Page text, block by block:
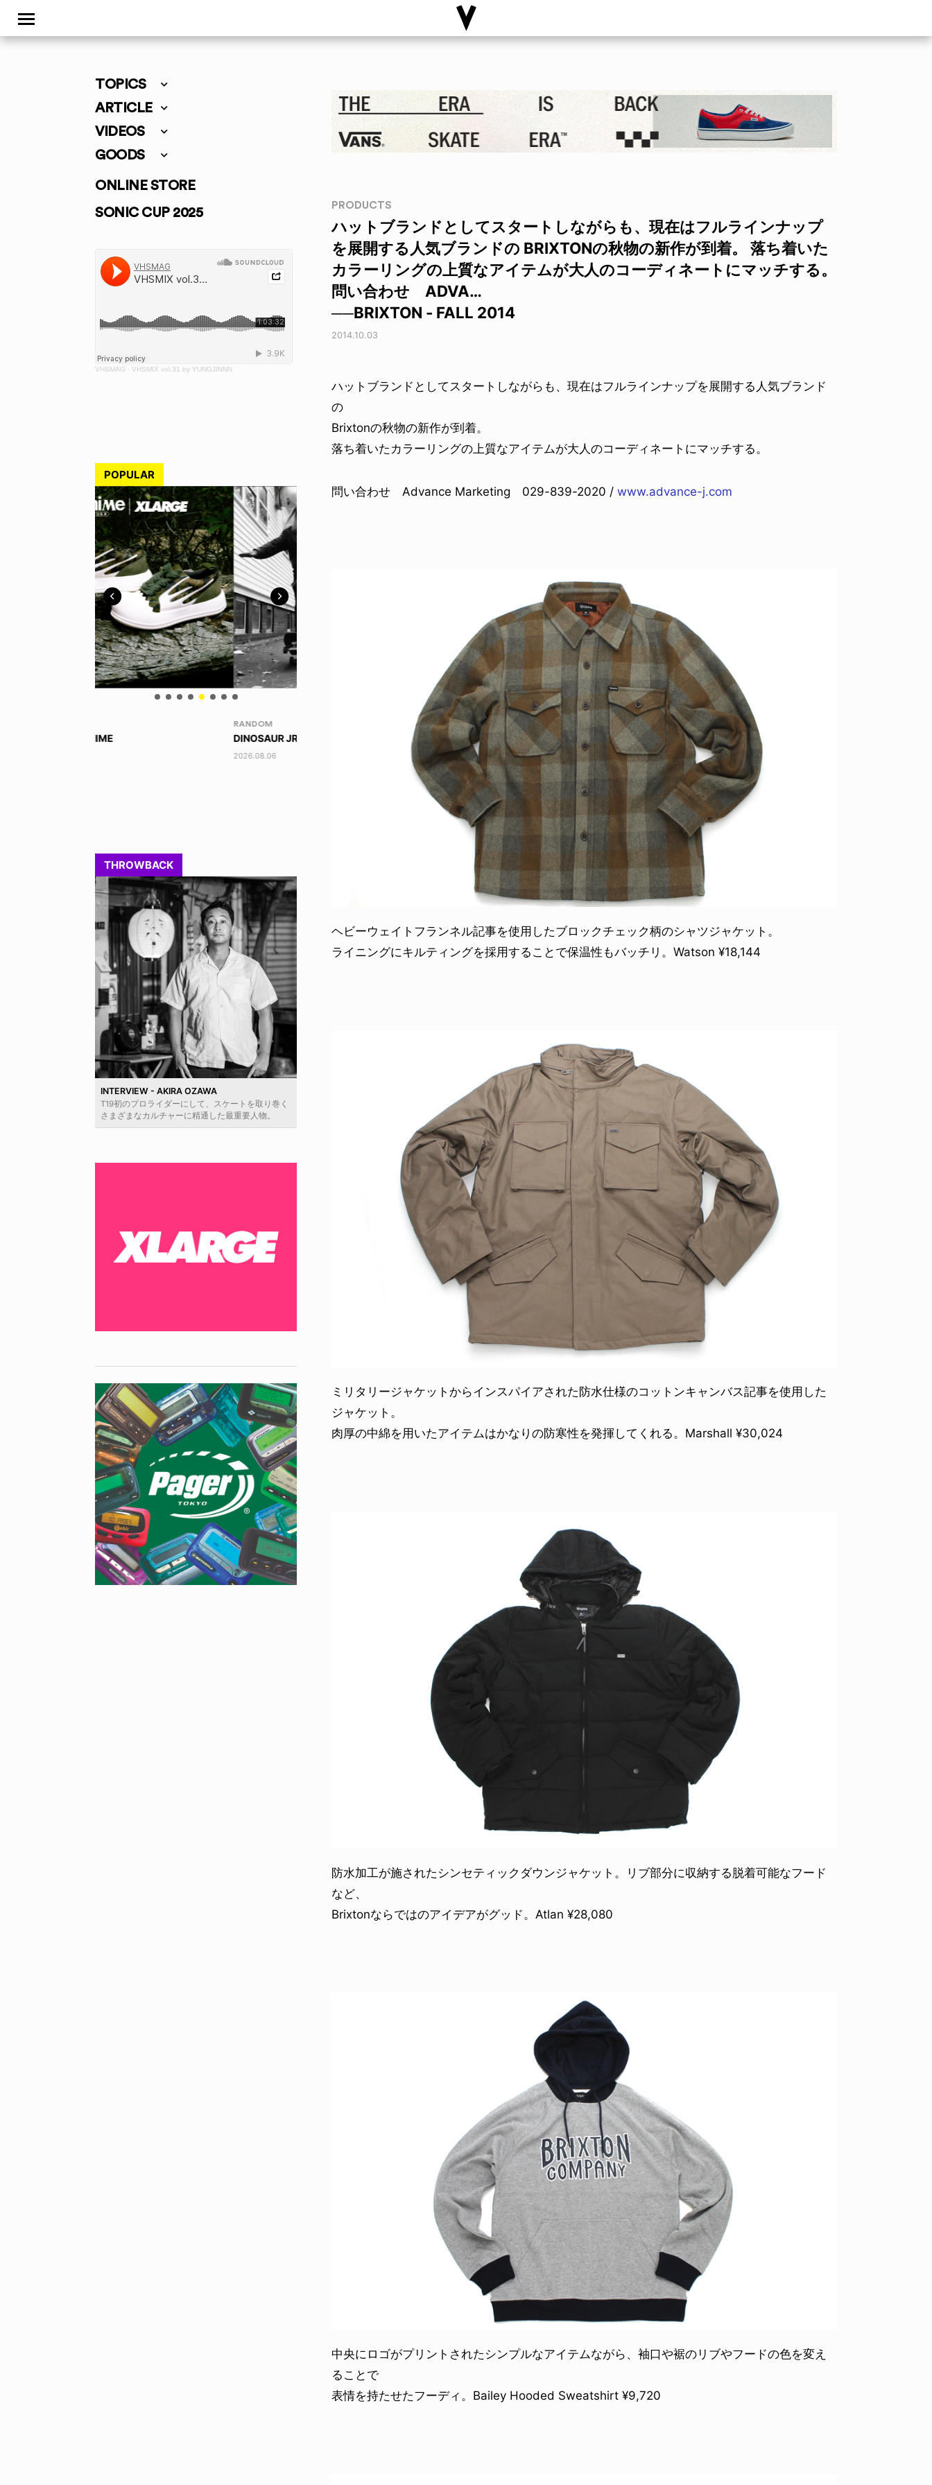
TOPICS
ARTICLE
VIDEOS
GOODS
ONLINE STORE
SONIC CUP 2025
VHSMAG · VHSMIX vol.31 by YUNGJINNN
POPULAR
DINOSAUR JR.
VOICE OF FREEDOM
AKIRA OZAWA / 尾澤 彰
2021.09.02
ID
IZURU NAGAHARA / 永原依弦
2026.08.05
THROWBACK
INTERVIEW - AKIRA OZAWA
T19初のプロライダーにして、スケートを取り巻く
さまざまなカルチャーに精通した最重要人物。
PRODUCTS
ハットブランドとしてスタートしながらも、現在はフルラインナップ
を展開する人気ブランドの BRIXTONの秋物の新作が到着。 落ち着いた
カラーリングの上質なアイテムが大人のコーディネートにマッチする。
問い合わせ ADVA…
──BRIXTON - FALL 2014
2014.10.03
ハットブランドとしてスタートしながらも、現在はフルラインナップを展開する人気ブランド
の
Brixtonの秋物の新作が到着。
落ち着いたカラーリングの上質なアイテムが大人のコーディネートにマッチする。
問い合わせ Advance Marketing 029-839-2020 / www.advance-j.com
ヘビーウェイトフランネル記事を使用したブロックチェック柄のシャツジャケット。
ライニングにキルティングを採用することで保温性もバッチリ。Watson ¥18,144
ミリタリージャケットからインスパイアされた防水仕様のコットンキャンバス記事を使用した
ジャケット。
肉厚の中綿を用いたアイテムはかなりの防寒性を発揮してくれる。Marshall ¥30,024
防水加工が施されたシンセティックダウンジャケット。リブ部分に収納する脱着可能なフード
など、
Brixtonならではのアイデアがグッド。Atlan ¥28,080
中央にロゴがプリントされたシンプルなアイテムながら、袖口や裾のリブやフードの色を変え
ることで
表情を持たせたフーディ。Bailey Hooded Sweatshirt ¥9,720